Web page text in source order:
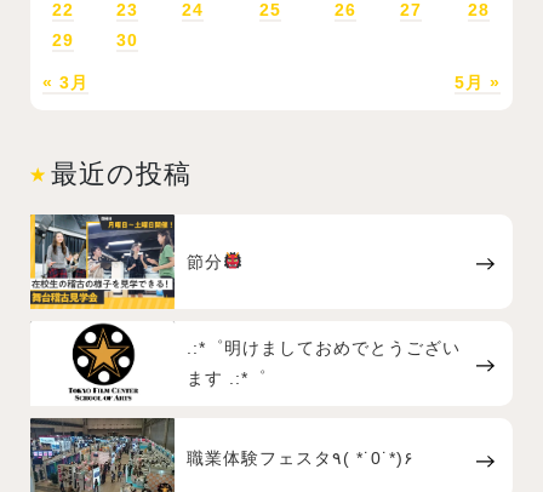
« 3月 5月 »
22 23 24 25 26 27
28
29
30
最近の投稿
節分
.:*゜明けましておめでとうござい
ます .:*゜
職業体験フェスタ٩( *˙0˙*)۶